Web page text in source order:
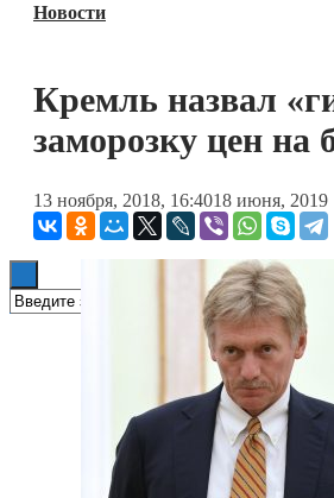
Блокчейн
Технологии
Книги
Новости
Кремль назвал
заморозку цен на
13 ноября, 2018, 16:4018 июня, 2019